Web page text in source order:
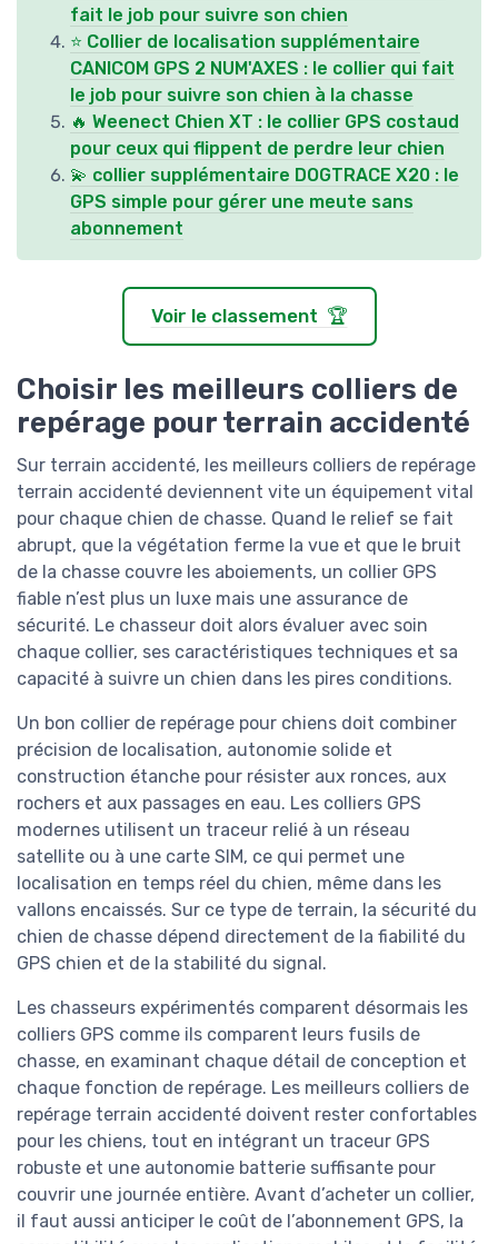
fait le job pour suivre son chien
⭐ Collier de localisation supplémentaire
CANICOM GPS 2 NUM'AXES : le collier qui fait
le job pour suivre son chien à la chasse
🔥 Weenect Chien XT : le collier GPS costaud
pour ceux qui flippent de perdre leur chien
💫 collier supplémentaire DOGTRACE X20 : le
GPS simple pour gérer une meute sans
abonnement
Voir le classement 🏆
Choisir les meilleurs colliers de
repérage pour terrain accidenté
Sur terrain accidenté, les meilleurs colliers de repérage
terrain accidenté deviennent vite un équipement vital
pour chaque chien de chasse. Quand le relief se fait
abrupt, que la végétation ferme la vue et que le bruit
de la chasse couvre les aboiements, un collier GPS
fiable n’est plus un luxe mais une assurance de
sécurité. Le chasseur doit alors évaluer avec soin
chaque collier, ses caractéristiques techniques et sa
capacité à suivre un chien dans les pires conditions.
Un bon collier de repérage pour chiens doit combiner
précision de localisation, autonomie solide et
construction étanche pour résister aux ronces, aux
rochers et aux passages en eau. Les colliers GPS
modernes utilisent un traceur relié à un réseau
satellite ou à une carte SIM, ce qui permet une
localisation en temps réel du chien, même dans les
vallons encaissés. Sur ce type de terrain, la sécurité du
chien de chasse dépend directement de la fiabilité du
GPS chien et de la stabilité du signal.
Les chasseurs expérimentés comparent désormais les
colliers GPS comme ils comparent leurs fusils de
chasse, en examinant chaque détail de conception et
chaque fonction de repérage. Les meilleurs colliers de
repérage terrain accidenté doivent rester confortables
pour les chiens, tout en intégrant un traceur GPS
robuste et une autonomie batterie suffisante pour
couvrir une journée entière. Avant d’acheter un collier,
il faut aussi anticiper le coût de l’abonnement GPS, la